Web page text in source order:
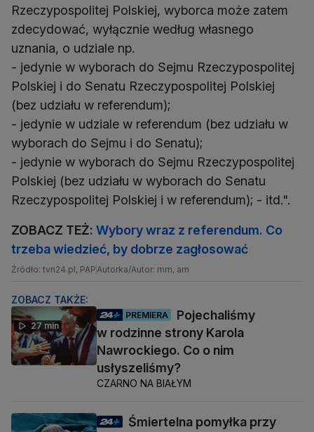
Rzeczypospolitej Polskiej, wyborca może zatem
zdecydować, wyłącznie według własnego
uznania, o udziale np.
- jedynie w wyborach do Sejmu Rzeczypospolitej
Polskiej i do Senatu Rzeczypospolitej Polskiej
(bez udziału w referendum);
- jedynie w udziale w referendum (bez udziału w
wyborach do Sejmu i do Senatu);
- jedynie w wyborach do Sejmu Rzeczypospolitej
Polskiej (bez udziału w wyborach do Senatu
Rzeczypospolitej Polskiej i w referendum); - itd.".
ZOBACZ TEŻ: Wybory wraz z referendum. Co
trzeba wiedzieć, by dobrze zagłosować
Źródło: tvn24.pl, PAPAutorka/Autor: mm, am
ZOBACZ TAKŻE:
27 min
PREMIERA
Pojechaliśmy
w rodzinne strony Karola
Nawrockiego. Co o nim
usłyszeliśmy?
CZARNO NA BIAŁYM
Śmiertelna pomyłka przy